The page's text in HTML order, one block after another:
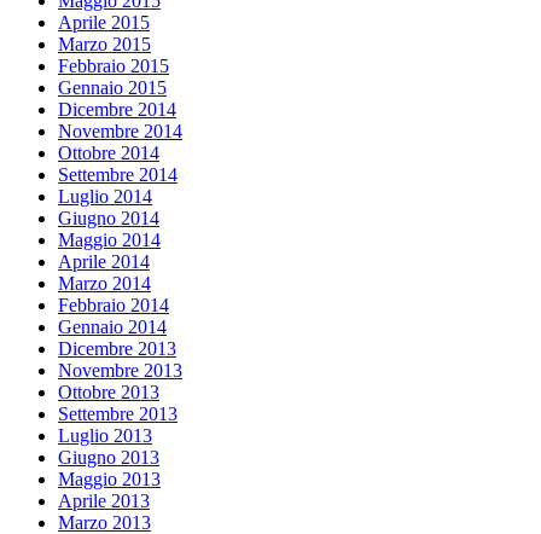
Aprile 2015
Marzo 2015
Febbraio 2015
Gennaio 2015
Dicembre 2014
Novembre 2014
Ottobre 2014
Settembre 2014
Luglio 2014
Giugno 2014
Maggio 2014
Aprile 2014
Marzo 2014
Febbraio 2014
Gennaio 2014
Dicembre 2013
Novembre 2013
Ottobre 2013
Settembre 2013
Luglio 2013
Giugno 2013
Maggio 2013
Aprile 2013
Marzo 2013